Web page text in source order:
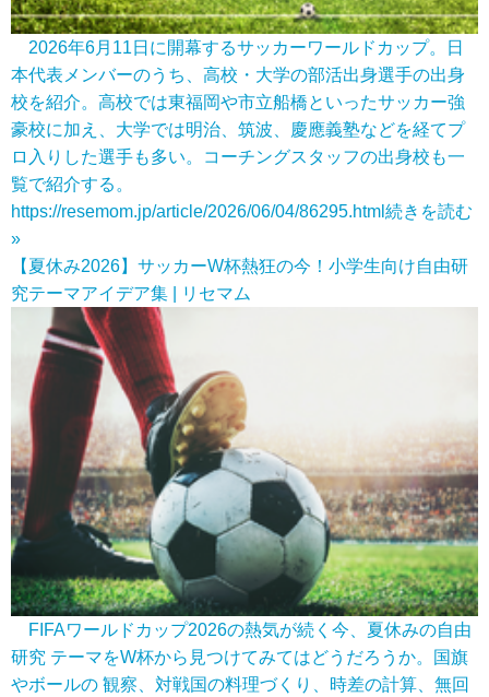
2026年6月11日に開幕するサッカーワールドカップ。日
本代表メンバーのうち、高校・大学の部活出身選手の出身
校を紹介。高校では東福岡や市立船橋といったサッカー強
豪校に加え、大学では明治、筑波、慶應義塾などを経てプ
ロ入りした選手も多い。コーチングスタッフの出身校も一
覧で紹介する。
https://resemom.jp/article/2026/06/04/86295.html 続きを読む
»
【夏休み2026】サッカーW杯熱狂の今！小学生向け自由研
究テーマアイデア集 | リセマム
FIFAワールドカップ2026の熱気が続く今、夏休みの自由
研究 テーマをW杯から見つけてみてはどうだろうか。国旗
やボールの 観察、対戦国の料理づくり、時差の計算、無回